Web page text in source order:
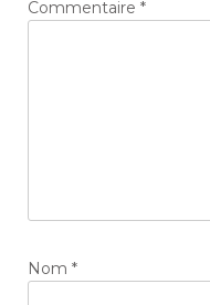
Commentaire *
Nom *